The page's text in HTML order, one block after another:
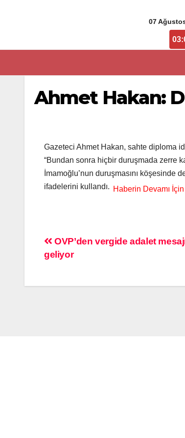
07
Ahmet Hakan:
Gazeteci Ahmet Hakan, sahte diploma
“Bundan sonra hiçbir duruşmada zerre
İmamoğlu’nun duruşmasını köşesinde
ifadelerini kullandı.
OVP’den vergide adalet
geliyor